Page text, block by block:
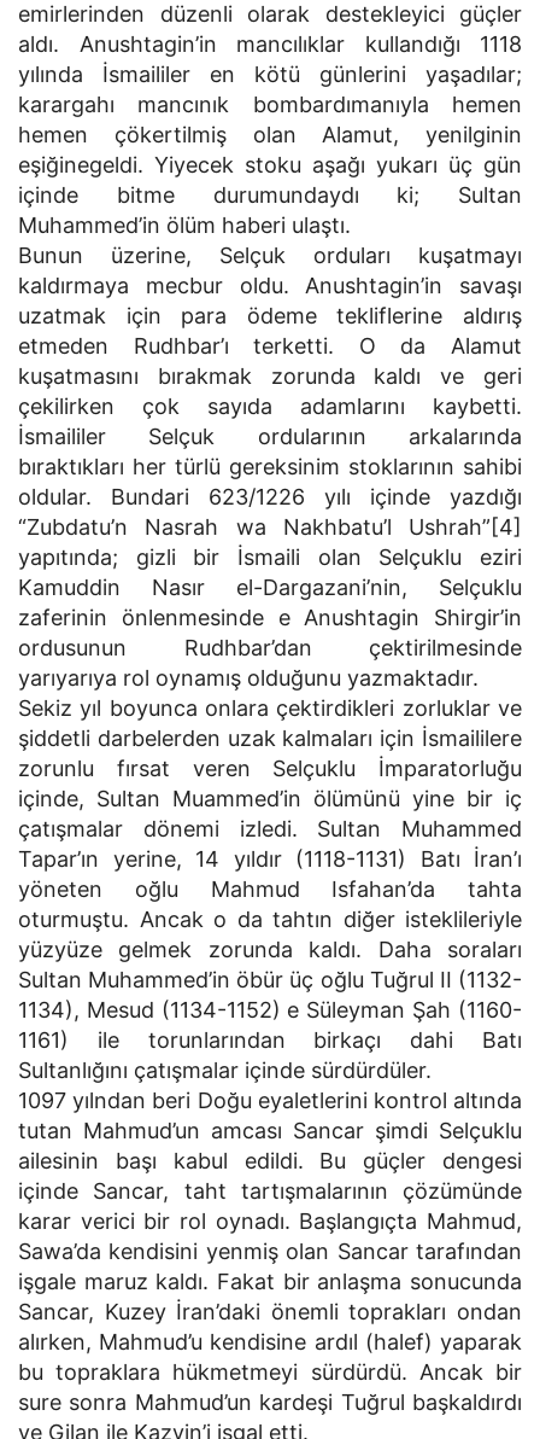
emirlerinden düzenli olarak destekleyici güçler
aldı. Anushtagin’in mancılıklar kullandığı 1118
yılında İsmaililer en kötü günlerini yaşadılar;
karargahı mancınık bombardımanıyla hemen
hemen çökertilmiş olan Alamut, yenilginin
eşiğinegeldi. Yiyecek stoku aşağı yukarı üç gün
içinde bitme durumundaydı ki; Sultan
Muhammed’in ölüm haberi ulaştı.
Bunun üzerine, Selçuk orduları kuşatmayı
kaldırmaya mecbur oldu. Anushtagin’in savaşı
uzatmak için para ödeme tekliflerine aldırış
etmeden Rudhbar’ı terketti. O da Alamut
kuşatmasını bırakmak zorunda kaldı ve geri
çekilirken çok sayıda adamlarını kaybetti.
İsmaililer Selçuk ordularının arkalarında
bıraktıkları her türlü gereksinim stoklarının sahibi
oldular. Bundari 623/1226 yılı içinde yazdığı
“Zubdatu’n Nasrah wa Nakhbatu’l Ushrah”[4]
yapıtında; gizli bir İsmaili olan Selçuklu eziri
Kamuddin Nasır el-Dargazani’nin, Selçuklu
zaferinin önlenmesinde e Anushtagin Shirgir’in
ordusunun Rudhbar’dan çektirilmesinde
yarıyarıya rol oynamış olduğunu yazmaktadır.
Sekiz yıl boyunca onlara çektirdikleri zorluklar ve
şiddetli darbelerden uzak kalmaları için İsmaililere
zorunlu fırsat veren Selçuklu İmparatorluğu
içinde, Sultan Muammed’in ölümünü yine bir iç
çatışmalar dönemi izledi. Sultan Muhammed
Tapar’ın yerine, 14 yıldır (1118-1131) Batı İran’ı
yöneten oğlu Mahmud Isfahan’da tahta
oturmuştu. Ancak o da tahtın diğer isteklileriyle
yüzyüze gelmek zorunda kaldı. Daha soraları
Sultan Muhammed’in öbür üç oğlu Tuğrul II (1132-
1134), Mesud (1134-1152) e Süleyman Şah (1160-
1161) ile torunlarından birkaçı dahi Batı
Sultanlığını çatışmalar içinde sürdürdüler.
1097 yılndan beri Doğu eyaletlerini kontrol altında
tutan Mahmud’un amcası Sancar şimdi Selçuklu
ailesinin başı kabul edildi. Bu güçler dengesi
içinde Sancar, taht tartışmalarının çözümünde
karar verici bir rol oynadı. Başlangıçta Mahmud,
Sawa’da kendisini yenmiş olan Sancar tarafından
işgale maruz kaldı. Fakat bir anlaşma sonucunda
Sancar, Kuzey İran’daki önemli toprakları ondan
alırken, Mahmud’u kendisine ardıl (halef) yaparak
bu topraklara hükmetmeyi sürdürdü. Ancak bir
sure sonra Mahmud’un kardeşi Tuğrul başkaldırdı
ve Gilan ile Kazvin’i işgal etti.